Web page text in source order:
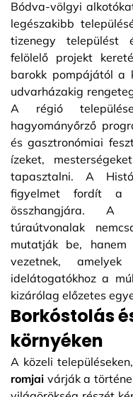
Bódva-völgyi
legészakibb
tizenegy települést
felölelő projekt
barokk pompájától a
udvarházakig
A régió
hagyományőrző
és gasztronómiai
ízeket,
tapasztalni. A
figyelmet fordít a
összhangjára. A
túraútvonalak
mutatják be, hanem
vezetnek,
idelátogatókhoz a
kizárólag előzetes
Borkóstolás
környéken
A közeli
romjai várják a